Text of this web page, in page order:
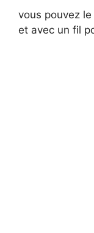
vous pouvez
et avec un fil